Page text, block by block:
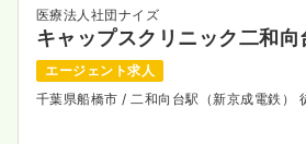
医療法人社団ナイズ
キャップスクリニック二和向
エージェント求人
千葉県船橋市 / 二和向台駅（新京成電鉄）